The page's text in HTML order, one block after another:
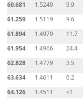
60.681
1.5249 9.9
61.259
1.5119 9.6
61.894
1.4979 11.7
61.954
1.4966 24.4
62.828
1.4779 3.5
63.634
1.4611 0.2
64.126
1.4511 <1